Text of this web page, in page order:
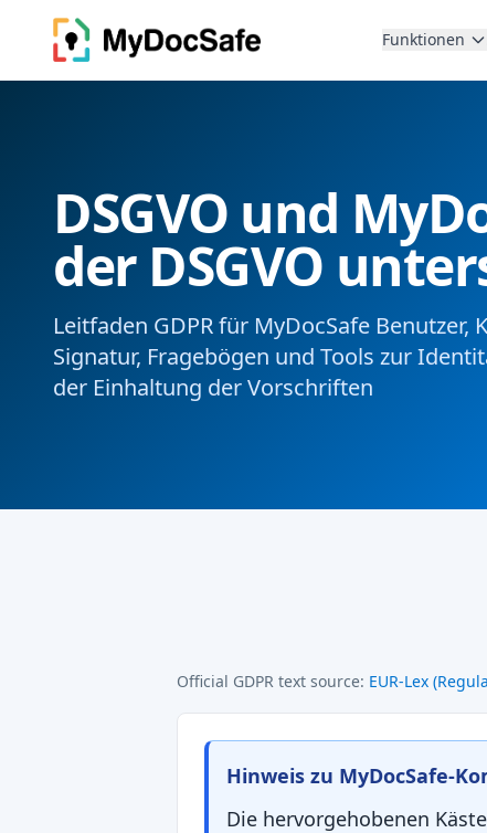
Funktionen
DSGVO und
der DSGVO
Leitfaden GDPR für MyDocSafe
Signatur, Fragebögen und Tools zur
der Einhaltung der Vorschriften
Official GDPR text source: EUR-Lex
Hinweis zu MyDocSafe-
Die hervorgehobenen